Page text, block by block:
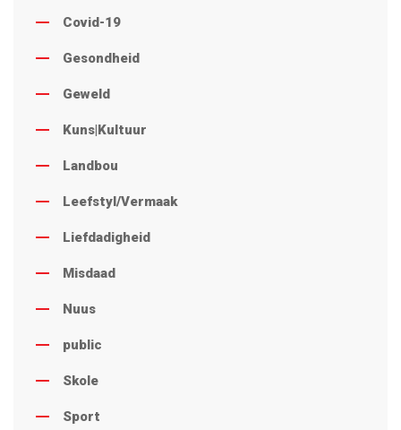
Covid-19
Gesondheid
Geweld
Kuns|Kultuur
Landbou
Leefstyl/Vermaak
Liefdadigheid
Misdaad
Nuus
public
Skole
Sport